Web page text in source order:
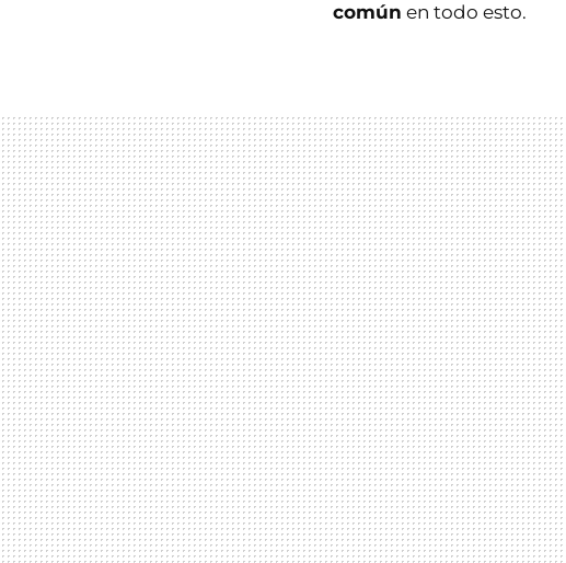
común en todo esto.